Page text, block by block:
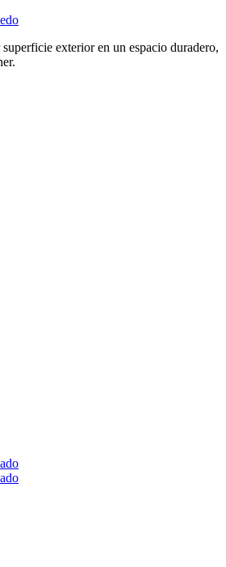
exterior en un espacio duradero,